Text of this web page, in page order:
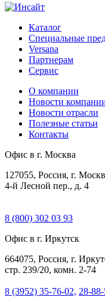
Каталог
Специальные
Versana
Партнерам
Сервис
О компании
Новости
Новости отрасли
Полезные статьи
Контакты
Офис в г. Москва
127055, Россия, г.
4-й Лесной пер., д. 4
8 (800) 302 03 93
Офис в г. Иркутск
664075, Россия, г.
стр. 239/20, комн. 2-74
8 (3952) 35-76-02, 28-